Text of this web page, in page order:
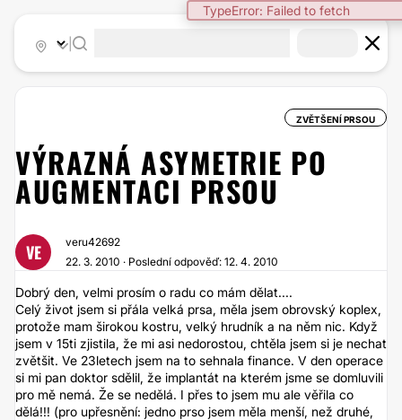
TypeError: Failed to fetch
ZVĚTŠENÍ PRSOU
VÝRAZNÁ ASYMETRIE PO
AUGMENTACI PRSOU
VE
veru42692
22. 3. 2010 · Poslední odpověď: 12. 4. 2010
Dobrý den, velmi prosím o radu co mám dělat....
Celý život jsem si přála velká prsa, měla jsem obrovský koplex,
protože mam širokou kostru, velký hrudník a na něm nic. Když
jsem v 15ti zjistila, že mi asi nedorostou, chtěla jsem si je nechat
zvětšit. Ve 23letech jsem na to sehnala finance. V den operace
si mi pan doktor sdělil, že implantát na kterém jsme se domluvili
pro mě nemá. Že se nedělá. I přes to jsem mu ale věřila co
dělá!!! (pro upřesnění: jedno prso jsem měla menší, než druhé,